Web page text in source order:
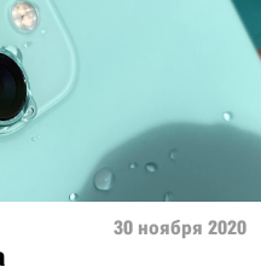
30 ноября 2020